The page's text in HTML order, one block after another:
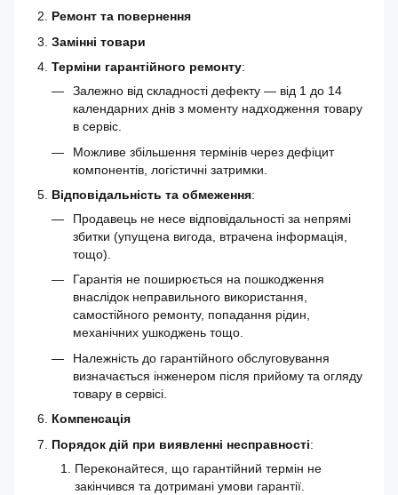
Ремонт та повернення
Замінні товари
Терміни гарантійного ремонту:
Залежно від складності дефекту — від 1 до 14
календарних днів з моменту надходження товару
в сервіс.
Можливе збільшення термінів через дефіцит
компонентів, логістичні затримки.
Відповідальність та обмеження:
Продавець не несе відповідальності за непрямі
збитки (упущена вигода, втрачена інформація,
тощо).
Гарантія не поширюється на пошкодження
внаслідок неправильного використання,
самостійного ремонту, попадання рідин,
механічних ушкоджень тощо.
Належність до гарантійного обслуговування
визначається інженером після прийому та огляду
товару в сервісі.
Компенсація
Порядок дій при виявленні несправності:
Переконайтеся, що гарантійний термін не
закінчився та дотримані умови гарантії.